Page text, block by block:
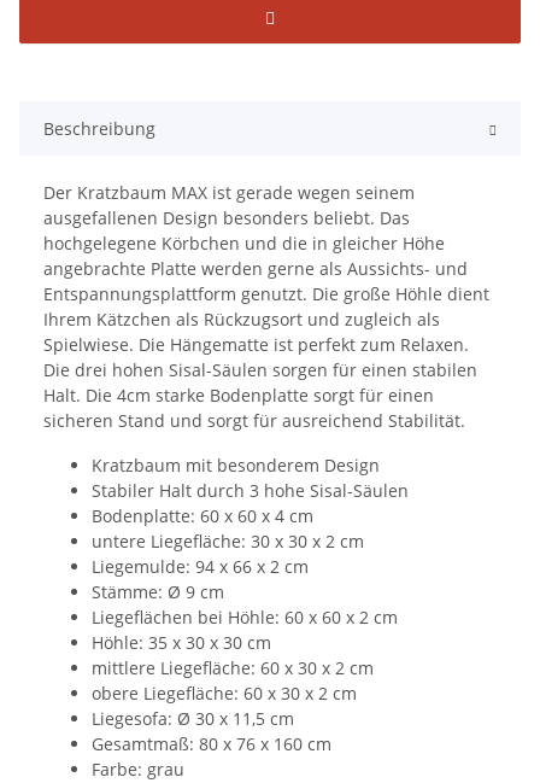
Beschreibung
Der Kratzbaum MAX ist gerade wegen seinem
ausgefallenen Design besonders beliebt. Das
hochgelegene Körbchen und die in gleicher Höhe
angebrachte Platte werden gerne als Aussichts- und
Entspannungsplattform genutzt. Die große Höhle dient
Ihrem Kätzchen als Rückzugsort und zugleich als
Spielwiese. Die Hängematte ist perfekt zum Relaxen.
Die drei hohen Sisal-Säulen sorgen für einen stabilen
Halt. Die 4cm starke Bodenplatte sorgt für einen
sicheren Stand und sorgt für ausreichend Stabilität.
Kratzbaum mit besonderem Design
Stabiler Halt durch 3 hohe Sisal-Säulen
Bodenplatte: 60 x 60 x 4 cm
untere Liegefläche: 30 x 30 x 2 cm
Liegemulde: 94 x 66 x 2 cm
Stämme: Ø 9 cm
Liegeflächen bei Höhle: 60 x 60 x 2 cm
Höhle: 35 x 30 x 30 cm
mittlere Liegefläche: 60 x 30 x 2 cm
obere Liegefläche: 60 x 30 x 2 cm
Liegesofa: Ø 30 x 11,5 cm
Gesamtmaß: 80 x 76 x 160 cm
Farbe: grau